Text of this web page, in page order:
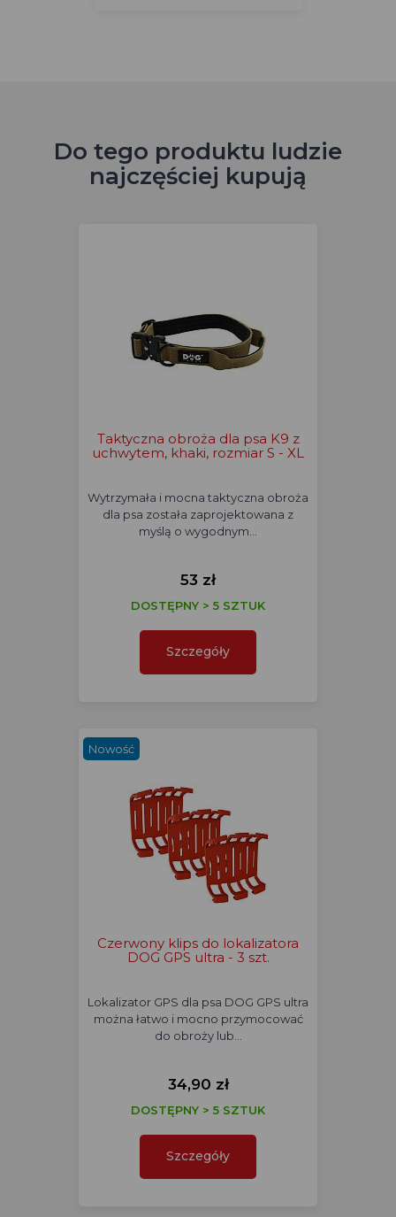
Do tego produktu ludzie
najczęściej kupują
Taktyczna obroża dla psa K9 z
uchwytem, khaki, rozmiar S - XL
Wytrzymała i mocna taktyczna obroża
dla psa została zaprojektowana z
myślą o wygodnym…
53 zł
DOSTĘPNY > 5 SZTUK
Szczegóły
Nowość
Czerwony klips do lokalizatora
DOG GPS ultra - 3 szt.
Lokalizator GPS dla psa DOG GPS ultra
można łatwo i mocno przymocować
do obroży lub…
34,90 zł
DOSTĘPNY > 5 SZTUK
Szczegóły